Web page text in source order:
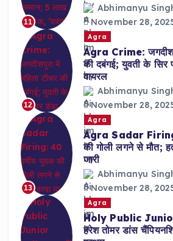
11
Abhimanyu
November 28,
12
Agra
Agra Crime:
की दबंगई; युवती के सिर
वायरल
Abhimanyu
November 28,
13
Agra
Agra Sadar
की गोली लगने से मौत;
जारी
Abhimanyu
November 28,
Agra
Holy Public
हरेश तोमर डांस